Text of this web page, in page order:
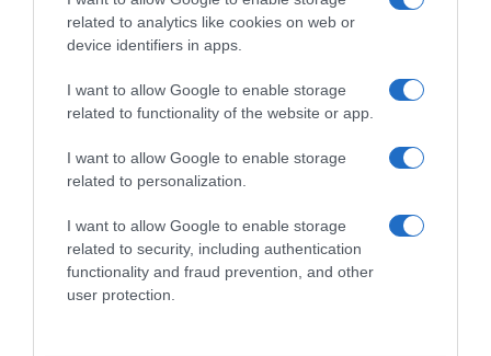
related to analytics like cookies on web or
device identifiers in apps.
I want to allow Google to enable storage
related to functionality of the website or app.
I want to allow Google to enable storage
related to personalization.
I want to allow Google to enable storage
related to security, including authentication
functionality and fraud prevention, and other
user protection.
ΑΘΛΗΤΙΚΑ
Πρωτάθλημα Στίβου – Πότε
αγωνίζονται Τεντόγλου, Καραλής,
Τζένγκο και οι υπόλοιποι Έλληνες
αθλητές
Πλήθος ελληνικών συμμετοχών στη διοργάνωση